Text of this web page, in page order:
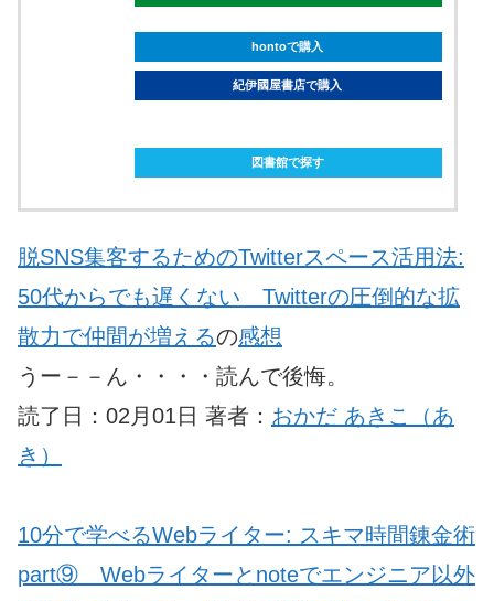
hontoで購入
紀伊國屋書店で購入
図書館で探す
脱SNS集客するためのTwitterスペース活用法:
50代からでも遅くない Twitterの圧倒的な拡
散力で仲間が増えるの感想
うー－－ん・・・・読んで後悔。
読了日：02月01日 著者： おかだ あきこ（あ
き）
10分で学べるWebライター: スキマ時間錬金術
part⑨ Webライターとnoteでエンジニア以外